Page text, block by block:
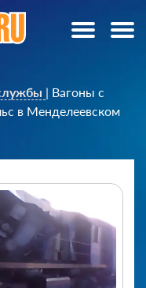
| Вагоны с
в Менделеевском